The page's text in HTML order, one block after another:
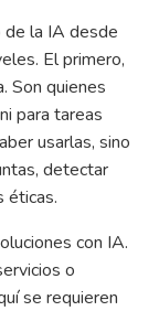
la IA desde
El primero,
Son quienes
para tareas
usarlas, sino
detectar
éticas.
con IA.
o
se requieren